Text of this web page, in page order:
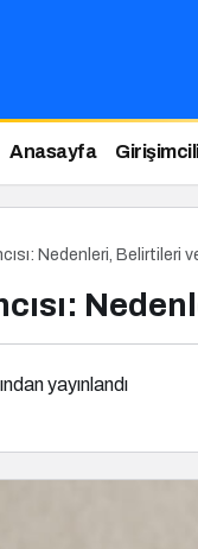
Anasayfa
Nedenleri, Belirtileri
yayınlandı